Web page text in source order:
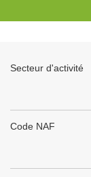
Secteur d'activité
Code NAF